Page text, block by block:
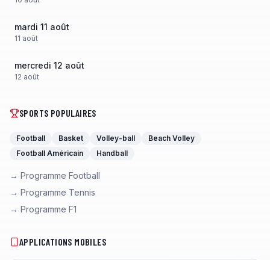
mardi 11 août
11 août
mercredi 12 août
12 août
SPORTS POPULAIRES
Football Basket Volley-ball
Beach Volley
Football Américain
Handball
→ Programme Football
→ Programme Tennis
→ Programme F1
APPLICATIONS MOBILES